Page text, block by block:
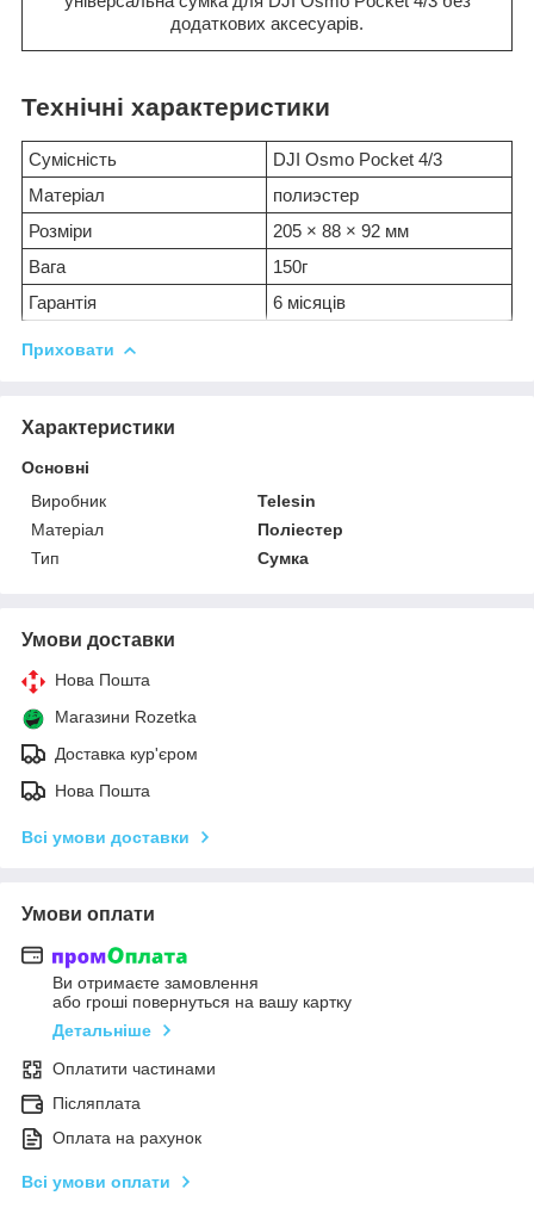
додаткових аксесуарів.
Технічні характеристики
Сумісність
DJI Osmo Pocket 4/3
Матеріал
полиэстер
Розміри
205 × 88 × 92 мм
Вага
150г
Гарантія
6 місяців
Приховати
Характеристики
Основні
Виробник
Telesin
Матеріал
Поліестер
Тип
Сумка
Умови доставки
Нова Пошта
Магазини Rozetka
Доставка кур'єром
Нова Пошта
Всі умови доставки
Умови оплати
Ви отримаєте замовлення
або гроші повернуться на вашу картку
Детальніше
Оплатити частинами
Післяплата
Оплата на рахунок
Всі умови оплати